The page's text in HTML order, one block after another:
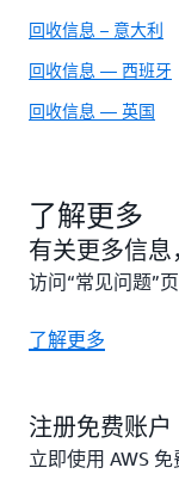
回收信息 – 意大利
回收信息 — 西班牙
回收信息 — 英国
了解更多
有关更多信息
访问“常见问题”页
了解更多
注册免费账户
立即使用 AWS 免